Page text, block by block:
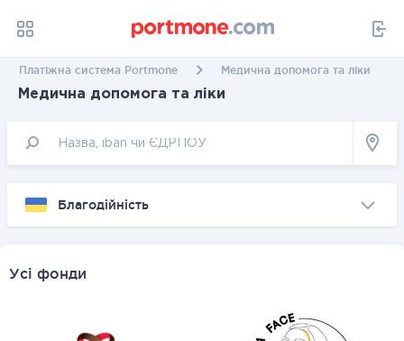
Платіжна система Portmone Медична допомога та ліки
Медична допомога та ліки
Благодійність
Усі фонди